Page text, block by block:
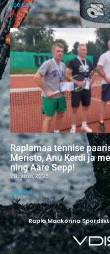
Loe veel »
Raplamaa tennise
Meristo, Anu Kerdi ja
ning Aare Sepp!
28. juuli 2026
Loe veel »
Rapla Maakonna